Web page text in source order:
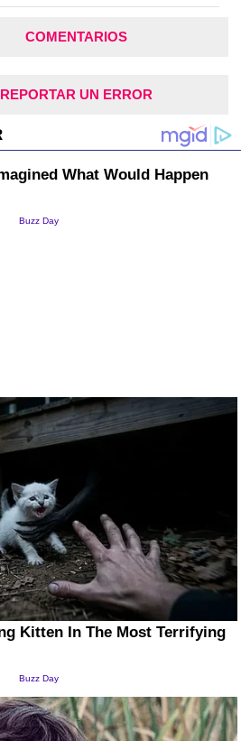
COMENTARIOS
REPORTAR UN ERROR